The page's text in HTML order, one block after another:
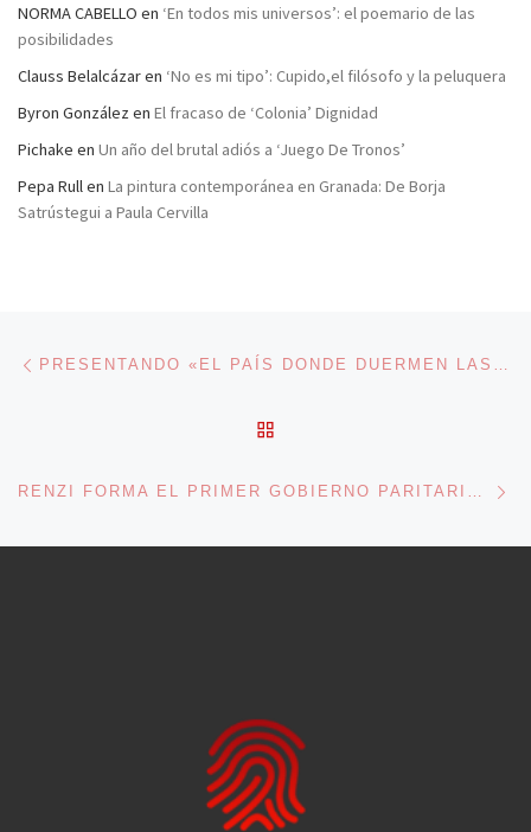
NORMA CABELLO en ‘En todos mis universos’: el poemario de las
posibilidades
Clauss Belalcázaren ‘No es mi tipo’: Cupido,el filósofo y la peluquera
Byron González en El fracaso de ‘Colonia’ Dignidad
Pichake en Un año del brutal adiós a ‘Juego De Tronos’
Pepa Rull en La pintura contemporánea en Granada: De Borja
Satrústegui a Paula Cervilla
Navegación de entradas PRESENTANDO «EL PAÍS DONDE DUERMEN LAS SOMBRAS»
RENZI FORMA EL PRIMER GOBIERNO PARITARIO DE LA HISTORIA DE ITALIA